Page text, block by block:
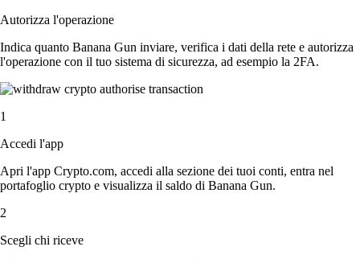
Autorizza l'operazione
Indica quanto Banana Gun inviare, verifica i dati della rete e autorizza
l'operazione con il tuo sistema di sicurezza, ad esempio la 2FA.
1
Accedi l'app
Apri l'app Crypto.com, accedi alla sezione dei tuoi conti, entra nel
portafoglio crypto e visualizza il saldo di Banana Gun.
2
Scegli chi riceve